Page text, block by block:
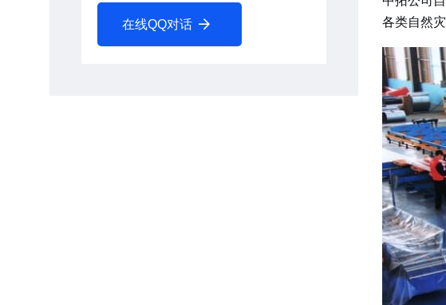
各类自然
在线QQ对话